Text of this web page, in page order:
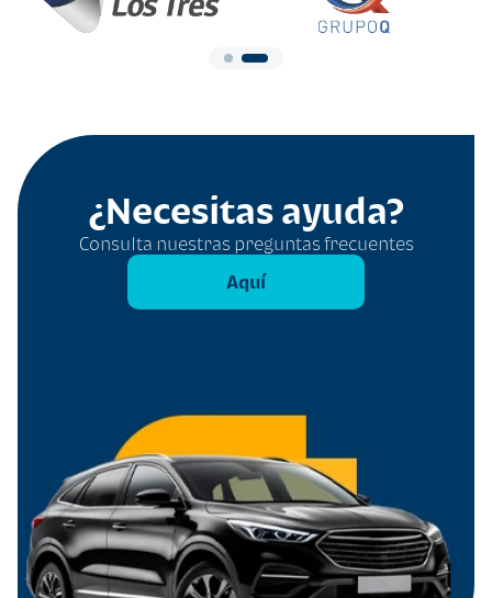
¿Necesitas ayuda?
Consulta nuestras preguntas frecuentes
Aquí